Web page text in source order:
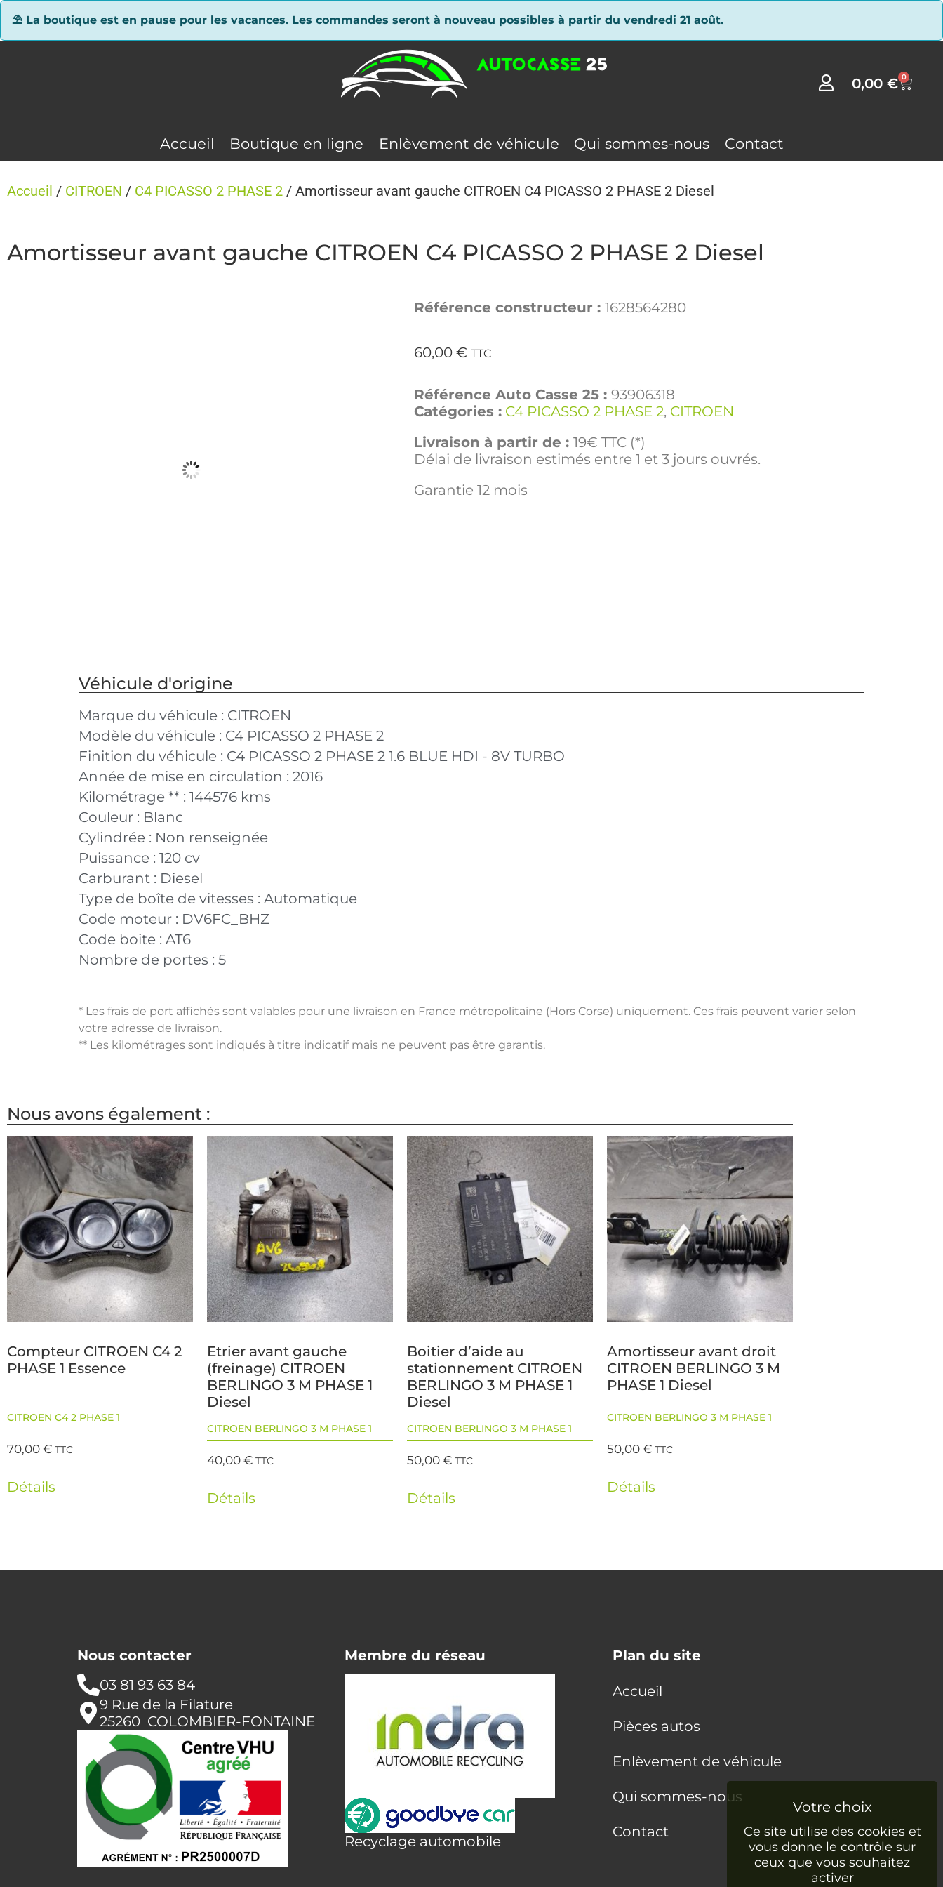
⛱ La boutique est en pause pour les vacances. Les commandes seront à nouveau possibles à partir du vendredi 21 août.
0,00€ 0
Accueil Boutique en ligne Enlèvement de véhicule Qui sommes-nous Contact
Accueil / CITROEN / C4 PICASSO 2 PHASE 2 / Amortisseur avant gauche CITROEN C4 PICASSO 2 PHASE 2 Diesel
Amortisseur avant gauche CITROEN C4 PICASSO 2 PHASE 2 Diesel
Référence constructeur : 1628564280
60,00 € TTC
Référence Auto Casse 25 : 93906318
Catégories : C4 PICASSO 2 PHASE 2, CITROEN
Livraison à partir de : 19€ TTC (*)
Délai de livraison estimés entre 1 et 3 jours ouvrés.
Garantie 12 mois
Véhicule d'origine
Marque du véhicule : CITROEN
Modèle du véhicule : C4 PICASSO 2 PHASE 2
Finition du véhicule : C4 PICASSO 2 PHASE 2 1.6 BLUE HDI - 8V TURBO
Année de mise en circulation : 2016
Kilométrage ** : 144576 kms
Couleur : Blanc
Cylindrée : Non renseignée
Puissance : 120 cv
Carburant : Diesel
Type de boîte de vitesses : Automatique
Code moteur : DV6FC_BHZ
Code boite : AT6
Nombre de portes : 5
* Les frais de port affichés sont valables pour une livraison en France métropolitaine (Hors Corse) uniquement. Ces frais peuvent varier selon
votre adresse de livraison.
** Les kilométrages sont indiqués à titre indicatif mais ne peuvent pas être garantis.
Nous avons également :
Compteur CITROEN C4 2
PHASE 1 Essence
CITROEN C4 2 PHASE 1
70,00€ TTC
Détails
Etrier avant gauche
(freinage) CITROEN
BERLINGO 3 M PHASE 1
Diesel
CITROEN BERLINGO 3 M PHASE 1
40,00€ TTC
Détails
Boitier d’aide au
stationnement CITROEN
BERLINGO 3 M PHASE 1
Diesel
CITROEN BERLINGO 3 M PHASE 1
50,00€ TTC
Détails
Amortisseur avant droit
CITROEN BERLINGO 3 M
PHASE 1 Diesel
CITROEN BERLINGO 3 M PHASE 1
50,00€ TTC
Détails
Nous contacter
03 81 93 63 84
9 Rue de la Filature
25260 COLOMBIER-FONTAINE
Membre du réseau
Recyclage automobile
Plan du site
Accueil
Pièces autos
Enlèvement de véhicule
Qui sommes-nous
Contact
Panneau de gestion des cookies
Ce site utilise des cookies et
vous donne le contrôle sur
ceux que vous souhaitez
activer